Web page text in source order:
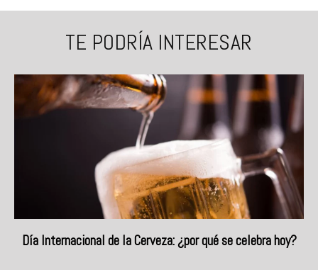
TE PODRÍA INTERESAR
Día Internacional de la Cerveza: ¿por qué se celebra hoy?